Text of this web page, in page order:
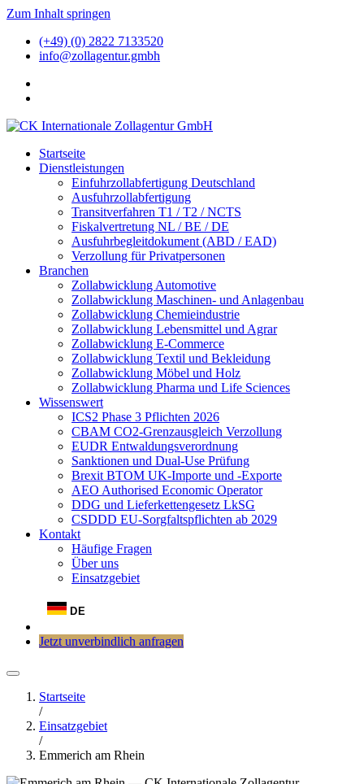
Zum Inhalt springen
(+49) (0) 2822 7133520
info@zollagentur.gmbh
Startseite
Dienstleistungen
Einfuhrzollabfertigung Deutschland
Ausfuhrzollabfertigung
Transitverfahren T1 / T2 / NCTS
Fiskalvertretung NL / BE / DE
Ausfuhrbegleitdokument (ABD / EAD)
Verzollung für Privatpersonen
Branchen
Zollabwicklung Automotive
Zollabwicklung Maschinen- und Anlagenbau
Zollabwicklung Chemieindustrie
Zollabwicklung Lebensmittel und Agrar
Zollabwicklung E-Commerce
Zollabwicklung Textil und Bekleidung
Zollabwicklung Möbel und Holz
Zollabwicklung Pharma und Life Sciences
Wissenswert
ICS2 Phase 3 Pflichten 2026
CBAM CO2-Grenzausgleich Verzollung
EUDR Entwaldungsverordnung
Sanktionen und Dual-Use Prüfung
Brexit BTOM UK-Importe und -Exporte
AEO Authorised Economic Operator
DDG und Lieferkettengesetz LkSG
CSDDD EU-Sorgfaltspflichten ab 2029
Kontakt
Häufige Fragen
Über uns
Einsatzgebiet
DE
Jetzt unverbindlich anfragen
Startseite
/
Einsatzgebiet
/
Emmerich am Rhein